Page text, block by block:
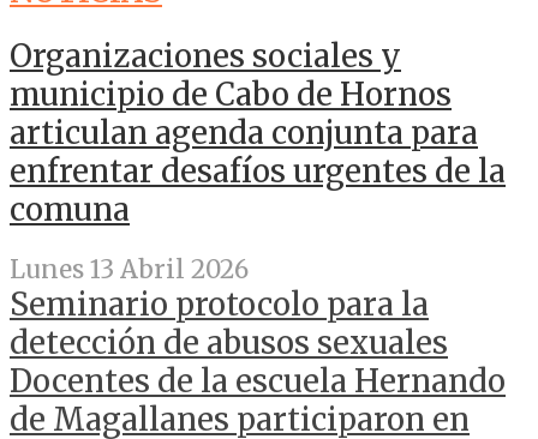
Organizaciones sociales y
municipio de Cabo de Hornos
articulan agenda conjunta para
enfrentar desafíos urgentes de la
comuna
Lunes 13 Abril 2026
Seminario protocolo para la
detección de abusos sexuales
Docentes de la escuela Hernando
de Magallanes participaron en